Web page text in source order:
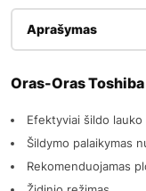
Aprašymas
Oras-Oras
Efektyviai šildo
Šildymo palaikymas
Rekomenduojamas